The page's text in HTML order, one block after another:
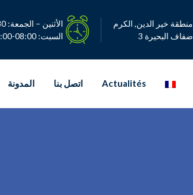
منطقة خير الدين, الكرم
ضفاف البحيرة 3
الأثنين – الجمعة: 07:30-17:00
السبت: 08:00-13:00
المدونة اتصل بنا Actualités